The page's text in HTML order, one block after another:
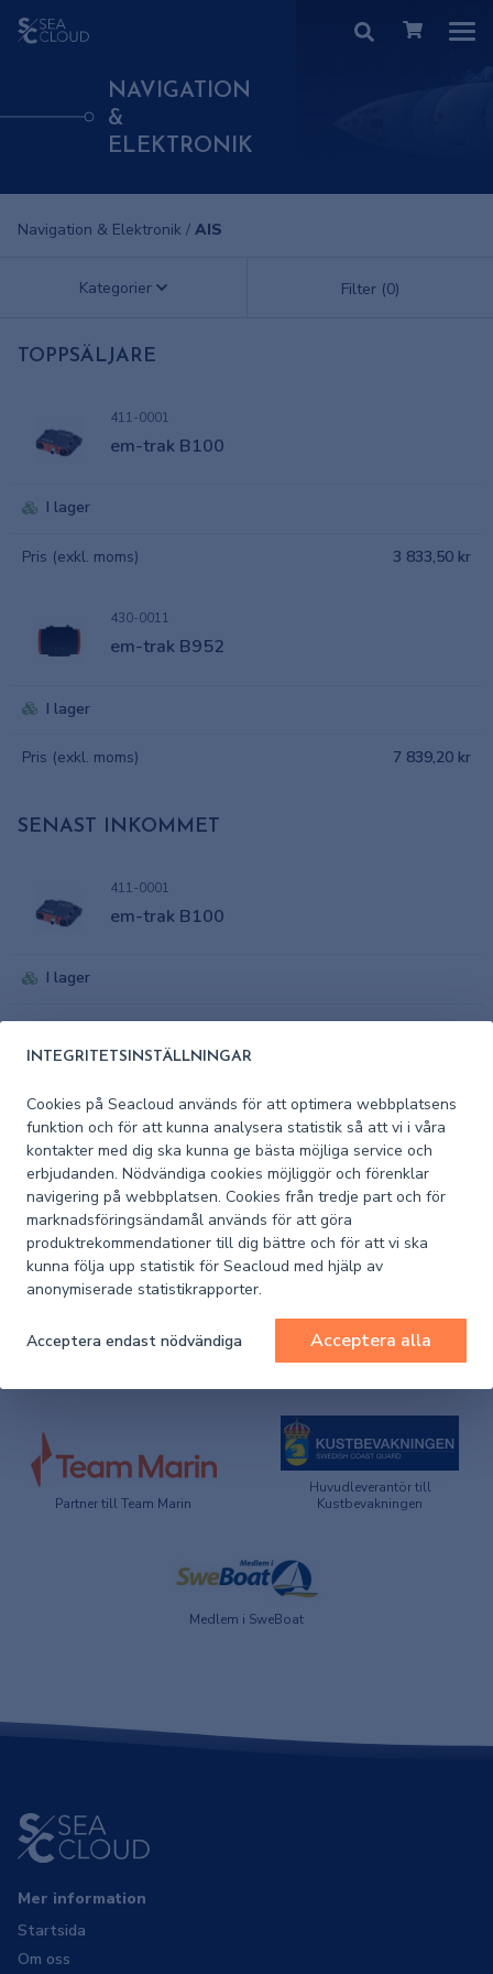
INTEGRITETSINSTÄLLNINGAR
Cookies på Seacloud används för att optimera webbplatsens
funktion och för att kunna analysera statistik så att vi i våra
kontakter med dig ska kunna ge bästa möjliga service och
erbjudanden. Nödvändiga cookies möjliggör och förenklar
navigering på webbplatsen. Cookies från tredje part och för
marknadsföringsändamål används för att göra
produktrekommendationer till dig bättre och för att vi ska
kunna följa upp statistik för Seacloud med hjälp av
anonymiserade statistikrapporter.
Acceptera endast nödvändiga Acceptera alla
NAVIGATION
&
ELEKTRONIK
Navigation & Elektronik / AIS
Kategorier Filter (0)
TOPPSÄLJARE
411-0001
em-trak B100
I lager
Pris (exkl. moms) 3 833,50 kr
430-0011
em-trak B952
I lager
Pris (exkl. moms) 7 839,20 kr
SENAST INKOMMET
411-0001
em-trak B100
I lager
Pris (exkl. moms) 3 833,50 kr
em-trak B952
I lager
Pris (exkl. moms)
Sortera efter: Lägsta pris
Partner till Team Marin
Huvudleverantör till
Kustbevakningen
Medlem i SweBoat
Mer information
Startsida
Om oss